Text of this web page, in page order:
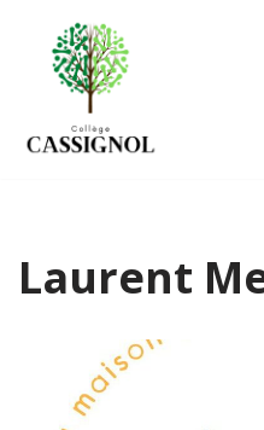
Aller
contenu
Laurent